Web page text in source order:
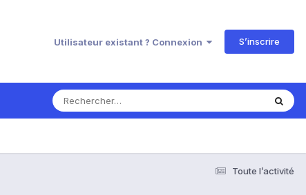
Utilisateur existant ? Connexion S’inscrire
Toute l’activité